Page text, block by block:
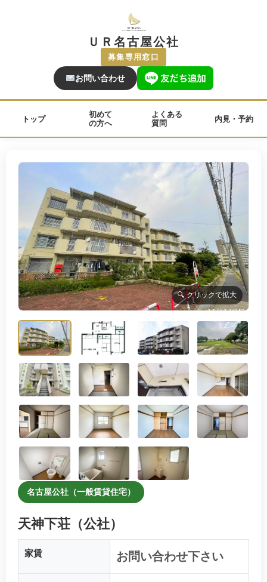
ＵＲ名古屋公社
募集専用窓口
お問い合わせ
トップ
初めて
の方へ
よくある
質問
内見・予約
名古屋公社（一般賃貸住宅）
天神下荘（公社）
家賃 お問い合わせ下さい